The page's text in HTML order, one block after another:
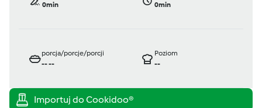
0min
0min
porcja/porcje/porcji
----
Poziom
--